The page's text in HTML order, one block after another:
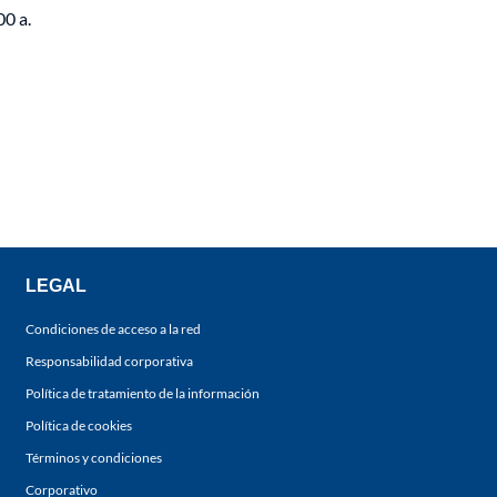
a.
LEGAL
Condiciones de acceso a la red
Responsabilidad corporativa
Política de tratamiento de la información
Política de cookies
Términos y condiciones
Corporativo